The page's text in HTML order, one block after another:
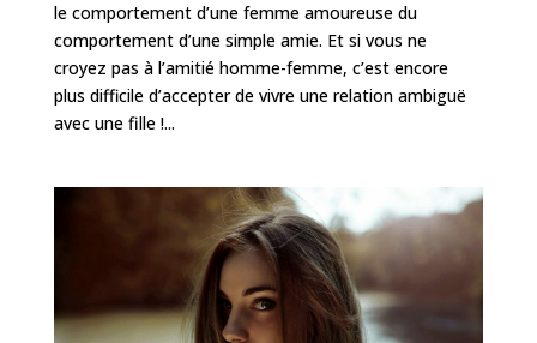
le comportement d’une femme amoureuse du
comportement d’une simple amie. Et si vous ne
croyez pas à l’amitié homme-femme, c’est encore
plus difficile d’accepter de vivre une relation ambiguë
avec une fille !...